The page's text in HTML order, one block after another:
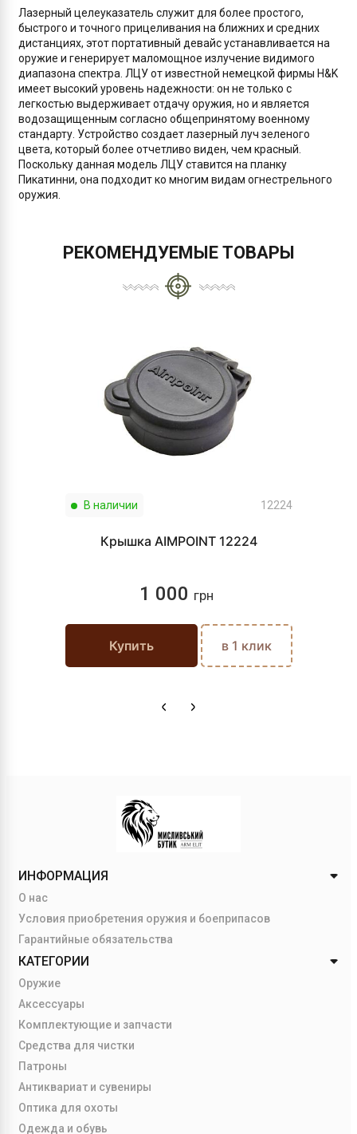
Лазерный целеуказатель служит для более простого,
быстрого и точного прицеливания на ближних и средних
дистанциях, этот портативный девайс устанавливается на
оружие и генерирует маломощное излучение видимого
диапазона спектра. ЛЦУ от известной немецкой фирмы H&K
имеет высокий уровень надежности: он не только с
легкостью выдерживает отдачу оружия, но и является
водозащищенным согласно общепринятому военному
стандарту. Устройство создает лазерный луч зеленого
цвета, который более отчетливо виден, чем красный.
Поскольку данная модель ЛЦУ ставится на планку
Пикатинни, она подходит ко многим видам огнестрельного
оружия.
РЕКОМЕНДУЕМЫЕ ТОВАРЫ
В наличии 12224
Крышка AIMPOINT 12224
1 000 грн
Купить в 1 клик
ИНФОРМАЦИЯ
О нас
Условия приобретения оружия и боеприпасов
Гарантийные обязательства
КАТЕГОРИИ
Оружие
Аксессуары
Комплектующие и запчасти
Средства для чистки
Патроны
Антиквариат и сувениры
Оптика для охоты
Одежда и обувь